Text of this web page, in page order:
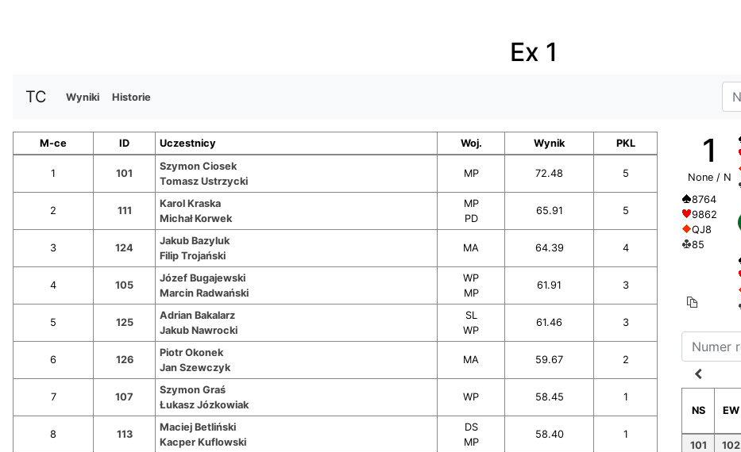
Ex 1
TC Wyniki Historie
M-ce ID Uczestnicy Woj. Wynik PKL
1 101
Szymon Ciosek
Tomasz Ustrzycki
MP 72.48 5
2 111
Karol Kraska
Michał Korwek
MP
PD
65.91 5
3 124
Jakub Bazyluk
Filip Trojański
MA 64.39 4
4 105
Józef Bugajewski
Marcin Radwański
WP
MP
61.91 3
5 125
Adrian Bakalarz
Jakub Nawrocki
SL
WP
61.46 3
6 126
Piotr Okonek
Jan Szewczyk
MA 59.67 2
7 107
Szymon Graś
Łukasz Józkowiak
WP 58.45 1
8 113
Maciej Betliński
Kacper Kuflowski
DS
MP
58.40 1
1
None / N
8764
9862
QJ8
85
navigate_before
NS EW
101
102